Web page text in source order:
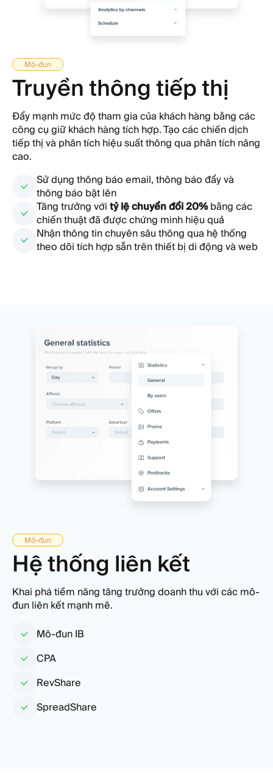
Mô-đun
Truyền thông tiếp thị
Đẩy mạnh mức độ tham gia của khách hàng bằng các
công cụ giữ khách hàng tích hợp. Tạo các chiến dịch
tiếp thị và phân tích hiệu suất thông qua phân tích nâng
cao.
Sử dụng thông báo email, thông báo đẩy và
thông báo bật lên
Tăng trưởng với tỷ lệ chuyển đổi 20%bằng các
chiến thuật đã được chứng minh hiệu quả
Nhận thông tin chuyên sâu thông qua hệ thống
theo dõi tích hợp sẵn trên thiết bị di động và web
Mô-đun
Hệ thống liên kết
Khai phá tiềm năng tăng trưởng doanh thu với các mô-
đun liên kết mạnh mẽ.
Mô-đun IB
CPA
RevShare
SpreadShare